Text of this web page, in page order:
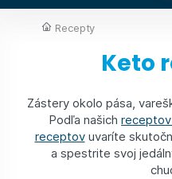
Recepty
Keto
Zástery okolo pása,
Podľa našich
receptovuvaríte
a spestrite svoj